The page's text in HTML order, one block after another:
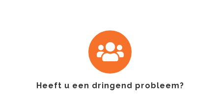
Heeft u een dringend probleem?